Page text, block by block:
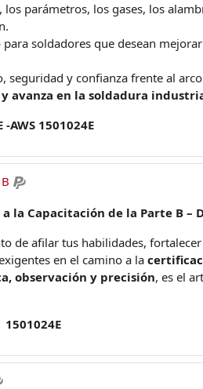
los parámetros, los gases, los
soldadores que desean
seguridad y confianza frente al
avanza en la soldadura
-AWS 1501024E
a la Capacitación de la Parte B –
de afilar tus habilidades,
en el camino a la
observación y precisión, es el
1501024E